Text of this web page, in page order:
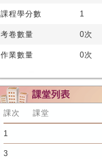
課程學分數 1
考卷數量 0次
作業數量 0次
課次 課堂
1
3